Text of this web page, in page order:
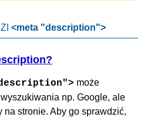
<meta "description">
może
np. Google, ale
stronie. Aby go sprawdzić,